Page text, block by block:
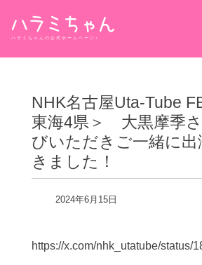
content
ハラミちゃんの公式ホームページ♪
NHK名古屋Uta-Tube
東海4県＞ 大黒摩季
びいただきご一緒に
きました！
2024年6月15日
https://x.com/nhk_utatube/status/